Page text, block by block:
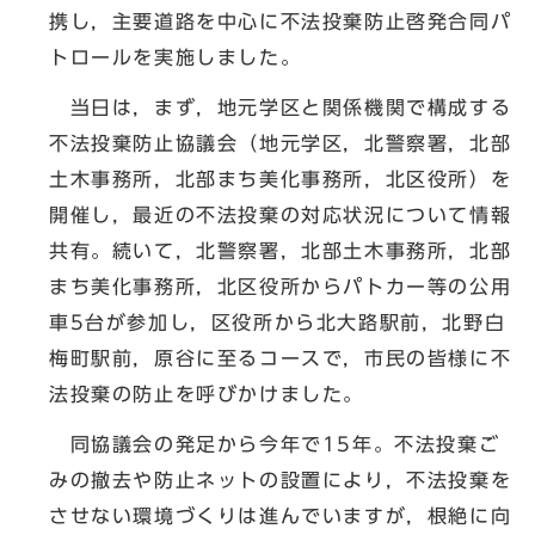
携し，主要道路を中心に不法投棄防止啓発合同パ
トロールを実施しました。
当日は，まず，地元学区と関係機関で構成する
不法投棄防止協議会（地元学区，北警察署，北部
土木事務所，北部まち美化事務所，北区役所）を
開催し，最近の不法投棄の対応状況について情報
共有。続いて，北警察署，北部土木事務所，北部
まち美化事務所，北区役所からパトカー等の公用
車5台が参加し，区役所から北大路駅前，北野白
梅町駅前，原谷に至るコースで，市民の皆様に不
法投棄の防止を呼びかけました。
同協議会の発足から今年で15年。不法投棄ご
みの撤去や防止ネットの設置により，不法投棄を
させない環境づくりは進んでいますが，根絶に向